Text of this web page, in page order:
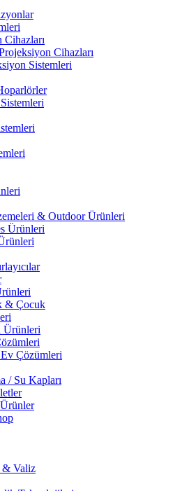
Cihazları
Cihazları
Sistemleri
& Outdoor Ürünleri
Ürünleri
& Çocuk
Ürünleri
Çözümleri
/ Su Kapları
& Valiz